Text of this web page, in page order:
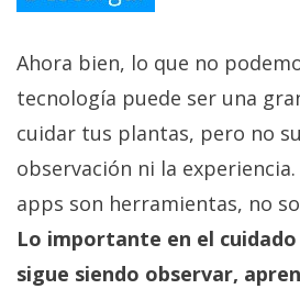
Ahora bien, lo que no
tecnología puede ser una
cuidar tus plantas, pero no
observación ni la experiencia.
apps son herramientas, no
Lo importante en el
sigue siendo observar,